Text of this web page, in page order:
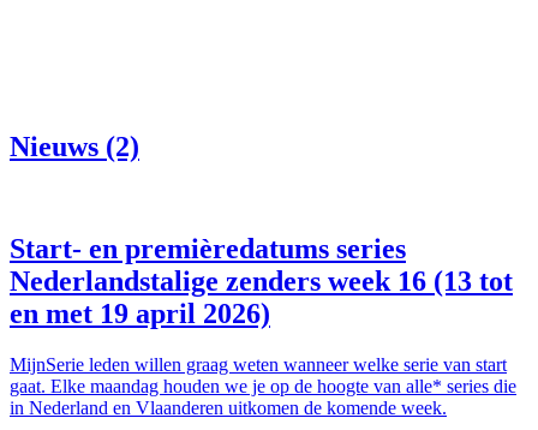
Nieuws (2)
Start- en premièredatums series
Nederlandstalige zenders week 16 (13 tot
en met 19 april 2026)
MijnSerie leden willen graag weten wanneer welke serie van start
gaat. Elke maandag houden we je op de hoogte van alle* series die
in Nederland en Vlaanderen uitkomen de komende week.